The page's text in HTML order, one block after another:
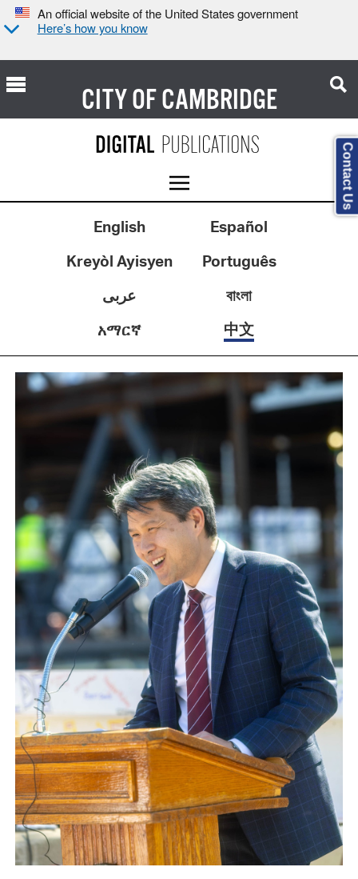
An official website of the United States government
Here’s how you know
CITY OFCAMBRIDGE
English
Español
Kreyòl Ayisyen
Português
عربى
বাংলা
አማርኛ
中文
Contact Us